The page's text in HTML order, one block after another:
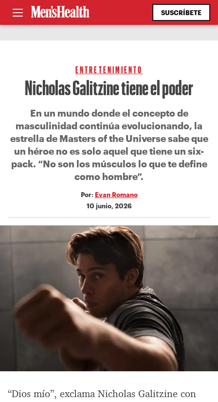
SUSCRÍBETE
ENTRETENIMIENTO
Nicholas Galitzine tiene el poder
En un mundo donde el concepto de
masculinidad continúa evolucionando, la
estrella de Masters of the Universe sabe que
un héroe no es solo aquel que tiene un six-
pack. “No son los músculos lo que te define
como hombre”.
Por: Evan Romano
10 junio, 2026
“Dios mío”, exclama Nicholas Galitzine con